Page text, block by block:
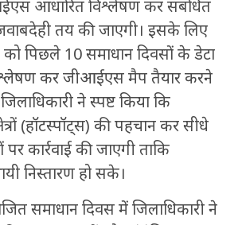
आधारित विश्लेषण कर संबंधित
तय की जाएगी। इसके लिए
पिछले 10 समाधान दिवसों के डेटा
कर जीआईएस मैप तैयार करने
ने स्पष्ट किया कि
(हॉटस्पॉट्स) की पहचान कर सीधे
कार्रवाई की जाएगी ताकि
निस्तारण हो सके।
समाधान दिवस में जिलाधिकारी ने